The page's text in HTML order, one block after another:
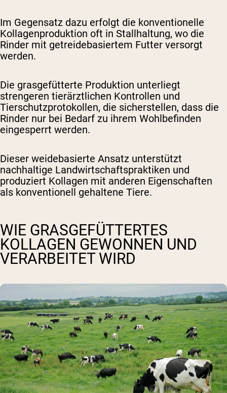
Im Gegensatz dazu erfolgt die konventionelle
Kollagenproduktion oft in Stallhaltung, wo die
Rinder mit getreidebasiertem Futter versorgt
werden.
Die grasgefütterte Produktion unterliegt
strengeren tierärztlichen Kontrollen und
Tierschutzprotokollen, die sicherstellen, dass die
Rinder nur bei Bedarf zu ihrem Wohlbefinden
eingesperrt werden.
Dieser weidebasierte Ansatz unterstützt
nachhaltige Landwirtschaftspraktiken und
produziert Kollagen mit anderen Eigenschaften
als konventionell gehaltene Tiere.
WIE GRASGEFÜTTERTES
KOLLAGEN GEWONNEN UND
VERARBEITET WIRD